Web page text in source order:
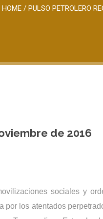
HOME/ PULSO PETROLERO
de 2016
sociales y
por los atentados